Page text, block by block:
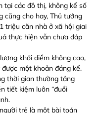
tại các đô thị, không kể số
cũng cho hay, Thủ tướng
triệu căn nhà ở xã hội giai
thực hiện vẫn chưa đáp
khởi điểm không cao,
một khoản đáng kể.
thời gian thường tăng
tiết kiệm luôn “đuổi
trẻ là một bài toán